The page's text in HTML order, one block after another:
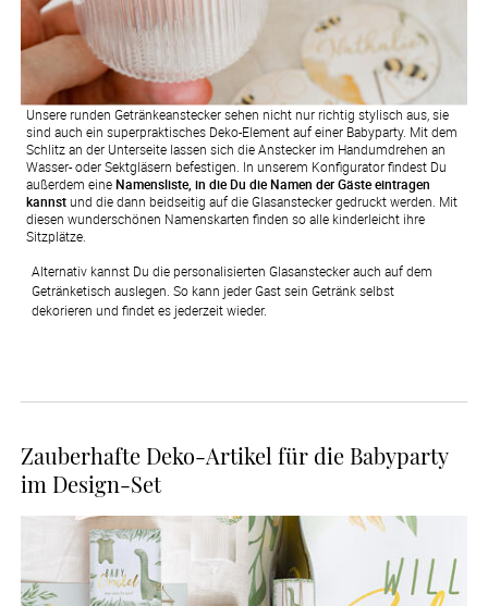
Unsere runden Getränkeanstecker sehen nicht nur richtig stylisch aus, sie
sind auch ein superpraktisches Deko-Element auf einer Babyparty. Mit dem
Schlitz an der Unterseite lassen sich die Anstecker im Handumdrehen an
Wasser- oder Sektgläsern befestigen. In unserem Konfigurator findest Du
außerdem eineNamensliste, in die Du die Namen der Gäste eintragen
kannstund die dann beidseitig auf die Glasanstecker gedruckt werden. Mit
diesen wunderschönen Namenskarten finden so alle kinderleicht ihre
Sitzplätze.
Alternativ kannst Du die personalisierten Glasanstecker auch auf dem
Getränketisch auslegen. So kann jeder Gast sein Getränk selbst
dekorieren und findet es jederzeit wieder.
Zauberhafte Deko-Artikel für die Babyparty
im Design-Set